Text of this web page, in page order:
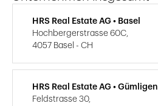
HRS Real Estate AG • Basel
Hochbergerstrasse 60C,
4057 Basel - CH
HRS Real Estate AG • Gümligen
Feldstrasse 30,